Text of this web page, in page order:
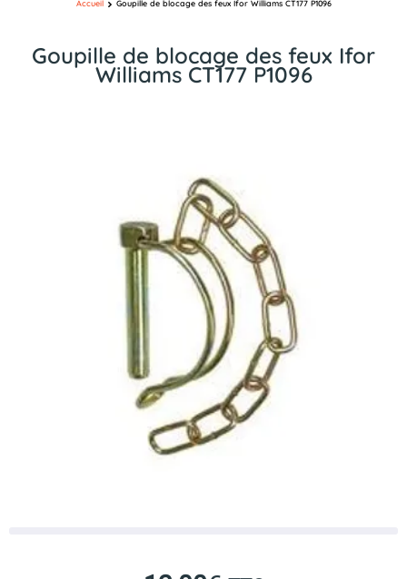
Goupille de blocage des feux Ifor
Williams CT177 P1096
Accueil Goupille de blocage des feux Ifor Williams CT177 P1096